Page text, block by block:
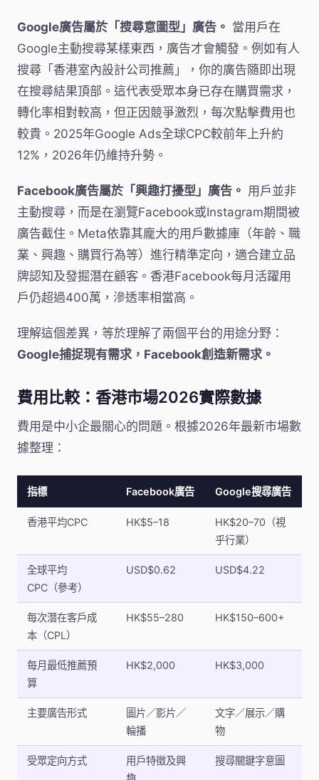
Google廣告屬於「搜尋意圖型」廣告。 當用戶在
Google主動搜尋某樣東西，廣告才會觸發。例如有人
搜尋「香港室內設計公司推薦」，你的廣告隨即出現
在搜尋結果頂部。這代表受眾本身已存在購買需求，
轉化率相對較高，但正因競爭激烈，每次點擊費用也
較貴。2025年Google Ads全球CPC較前年上升約
12%，2026年仍維持升勢。
Facebook廣告屬於「興趣打擾型」廣告。 用戶並非
主動搜尋，而是在瀏覽Facebook或Instagram期間被
廣告截住。Meta依靠其龐大的用戶數據庫（年齡、職
業、興趣、購買行為等）進行精準定向，適合建立品
牌認知及發掘潛在顧客。香港Facebook每月活躍用
戶仍超過400萬，滲透率相當高。
理解這個差異，等於理解了兩個平台的用途分野：
Google捕捉現有需求，Facebook創造新需求。
費用比較：香港市場2026實際數據
費用是中小企最關心的問題。根據2026年最新市場數
據整理：
指標 Facebook廣告 Google搜尋廣告
香港平均CPC HK$5–18
HK$20–70（視
乎行業）
全球平均
CPC（參考）
USD$0.62 USD$4.22
每次潛在客戶成
本（CPL）
HK$55–280 HK$150–600+
每月最低推薦預
算
HK$2,000 HK$3,000
主要廣告形式
圖片／影片／
輪播
文字／展示／購
物
受眾定向方式
用戶特徵及興
搜尋關鍵字意圖